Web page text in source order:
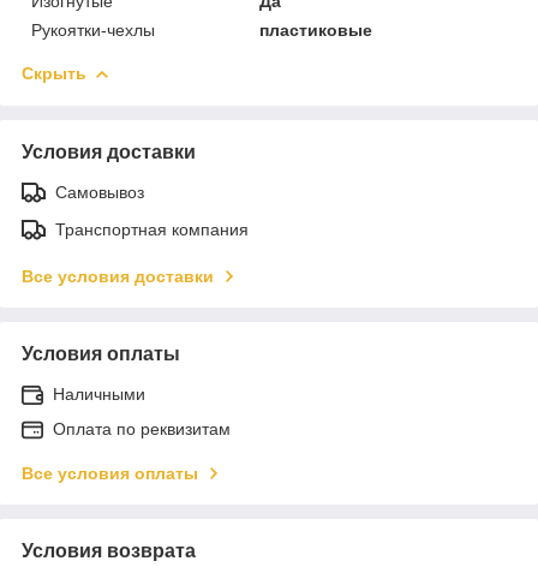
Рукоятки-чехлы
пластиковые
Скрыть
Условия доставки
Самовывоз
Транспортная компания
Все условия доставки
Условия оплаты
Наличными
Оплата по реквизитам
Все условия оплаты
Условия возврата